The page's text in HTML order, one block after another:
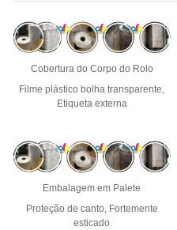
Cobertura do Corpo do Rolo
Filme plástico bolha transparente,
Etiqueta externa
Embalagem em Palete
Proteção de canto, Fortemente
esticado